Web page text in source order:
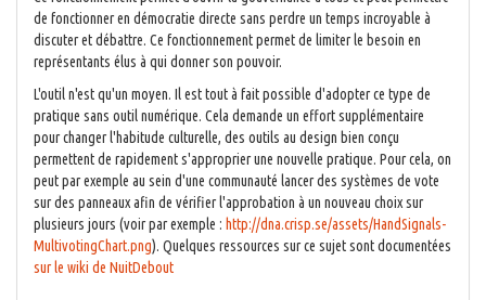
de fonctionner en démocratie directe sans perdre un temps incroyable à
discuter et débattre. Ce fonctionnement permet de limiter le besoin en
représentants élus à qui donner son pouvoir.
L'outil n'est qu'un moyen. Il est tout à fait possible d'adopter ce type de
pratique sans outil numérique. Cela demande un effort supplémentaire
pour changer l'habitude culturelle, des outils au design bien conçu
permettent de rapidement s'approprier une nouvelle pratique. Pour cela, on
peut par exemple au sein d'une communauté lancer des systèmes de vote
sur des panneaux afin de vérifier l'approbation à un nouveau choix sur
plusieurs jours (voir par exemple : http://dna.crisp.se/assets/HandSignals-
MultivotingChart.png). Quelques ressources sur ce sujet sont documentées
sur le wiki de NuitDebout